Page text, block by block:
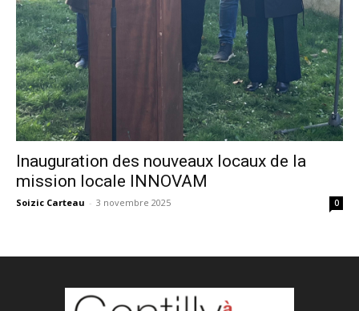
Inauguration des nouveaux locaux de la
mission locale INNOVAM
Soizic Carteau - 3 novembre 2025 0